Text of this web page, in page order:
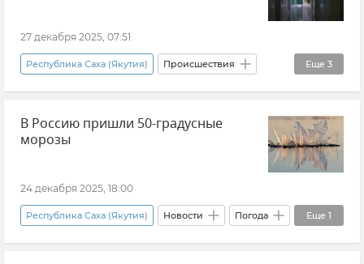
27 декабря 2025, 07:51
Еще 3
Республика Саха (Якутия) Происшествия
Новости Генеральная прокуратура России
Общество
В Россию пришли 50-градусные
морозы
24 декабря 2025, 18:00
Еще 1
Республика Саха (Якутия) Новости Погода
Россия